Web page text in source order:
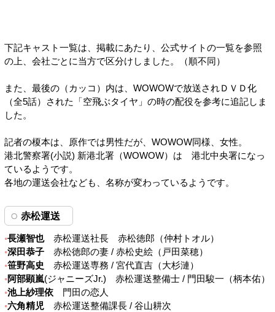
下記キャスト一覧は、掲載にあたり、公式サイトの一覧を参照
の上、会社ごとに当方で区分けしました。（順不同）
また、最後の（カッコ）内は、WOWOWで放送されＤＶＤ化
（全5話）された「空飛ぶタイヤ」の時の配役を参考に追記しま
した。
記者の榎本は、原作では男性だが、WOWOW同様、女性。
港北警察署(小説) 新港北署（WOWOW）は 港北中央署になっ
ているようです。
各地の運送会社なども、名称が変わっているようです。
赤松運送
長瀬智也赤松運送社長 赤松徳郎（仲村トオル）
深田恭子赤松徳郎の妻 / 赤松史絵（戸田菜穂）
笹野高史
赤松運送専務 / 宮代直吉（大杉漣）
阿部顕嵐(ジャニーズJr.) 赤松運送整備士 / 門田駿一（柄本佑）
池上紗理依門田の恋人
六角精児赤松運送整備課長 / 谷山耕次